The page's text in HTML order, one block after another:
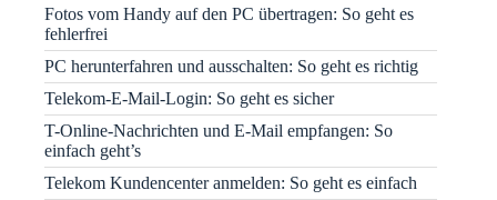
Fotos vom Handy auf den PC übertragen: So geht es
fehlerfrei
PC herunterfahren und ausschalten: So geht es richtig
Telekom-E-Mail-Login: So geht es sicher
T-Online-Nachrichten und E-Mail empfangen: So
einfach geht’s
Telekom Kundencenter anmelden: So geht es einfach